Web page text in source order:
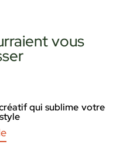
vous
qui sublime votre